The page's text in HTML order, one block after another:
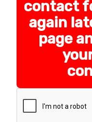
contact
again
page